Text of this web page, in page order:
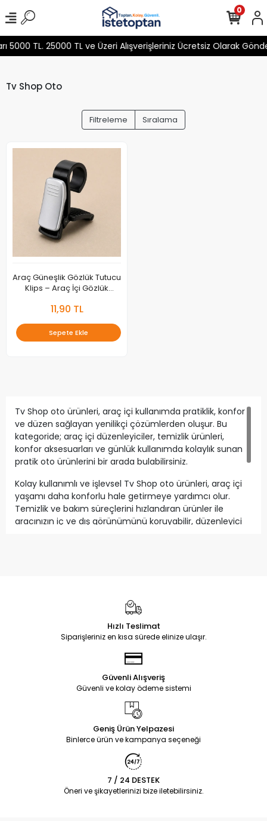
TL. 25000 TL ve Üzeri Alışverişleriniz Ücretsiz Olarak
0
Tv Shop Oto
Filtreleme Sıralama
Araç Güneşlik Gözlük Tutucu
Klips – Araç İçi Gözlük
11,90 TL
Sepete Ekle
Tv Shop oto ürünleri, araç içi kullanımda pratiklik, konfor
ve düzen sağlayan yenilikçi çözümlerden oluşur. Bu
kategoride; araç içi düzenleyiciler, temizlik ürünleri,
konfor aksesuarları ve günlük kullanımda kolaylık sunan
pratik oto ürünlerini bir arada bulabilirsiniz.
Kolay kullanımlı ve işlevsel Tv Shop oto ürünleri, araç içi
yaşamı daha konforlu hale getirmeye yardımcı olur.
Temizlik ve bakım süreçlerini hızlandıran ürünler ile
aracınızın iç ve dış görünümünü koruyabilir, düzenleyici
için konfor, düzen ve pratiklik sunan oto ürünlerini
çözümleri hemen satın alabilirsiniz.
Hızlı Teslimat
Siparişleriniz en kısa sürede elinize ulaşır.
Güvenli Alışveriş
Güvenli ve kolay ödeme sistemi
Geniş Ürün Yelpazesi
Binlerce ürün ve kampanya seçeneği
7 / 24 DESTEK
Öneri ve şikayetlerinizi bize iletebilirsiniz.